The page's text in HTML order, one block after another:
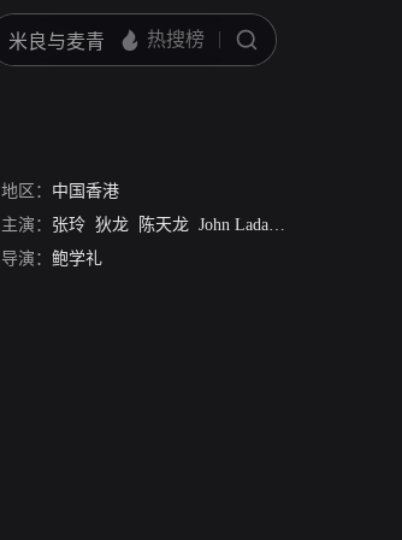
地区： 中国香港
主演： 张玲 狄龙 陈天龙 John Ladalski
导演： 鲍学礼